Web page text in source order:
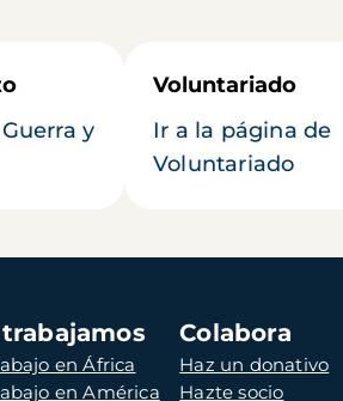
y
Voluntariado
Ir a la página de
Voluntariado
en África
en América
Colabora
Haz un donativo
Hazte socio